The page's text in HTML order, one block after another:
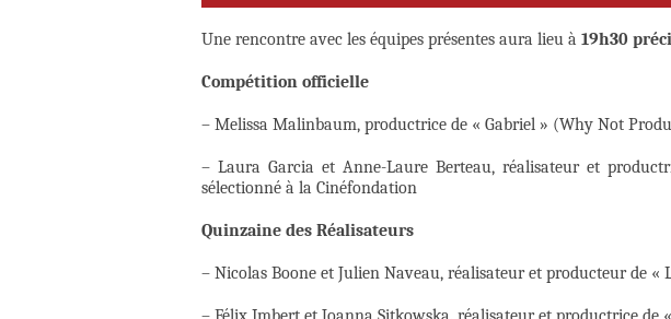
Une rencontre avec les équipes présentes aura lieu à 19h30
Compétition officielle
– Melissa Malinbaum, productrice de « Gabriel » (Why Not
– Laura Garcia et Anne-Laure Berteau, réalisateur et
sélectionné à la Cinéfondation
Quinzaine des Réalisateurs
– Nicolas Boone et Julien Naveau, réalisateur et producteur de «